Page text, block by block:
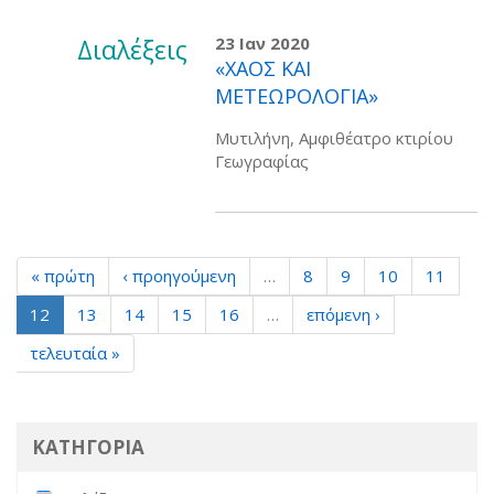
Διαλέξεις 23 Ιαν 2020
«ΧΑΟΣ ΚΑΙ
ΜΕΤΕΩΡΟΛΟΓΙΑ»
Μυτιλήνη, Αμφιθέατρο κτιρίου
Γεωγραφίας
« πρώτη ‹ προηγούμενη … 8 9 10
11
12
13 14 15 16 …
επόμενη ›
τελευταία »
ΚΑΤΗΓΟΡΙΑ